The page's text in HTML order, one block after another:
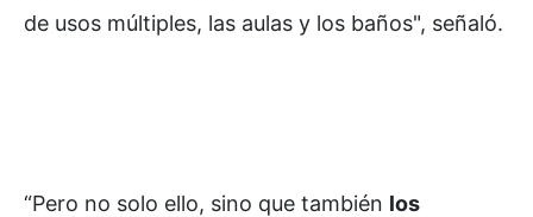
de usos múltiples, las aulas y los baños", señaló.
“Pero no solo ello, sino que también los